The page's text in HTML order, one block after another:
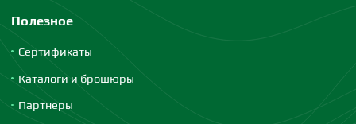
Полезное
Сертификаты
Каталоги и брошюры
Партнеры